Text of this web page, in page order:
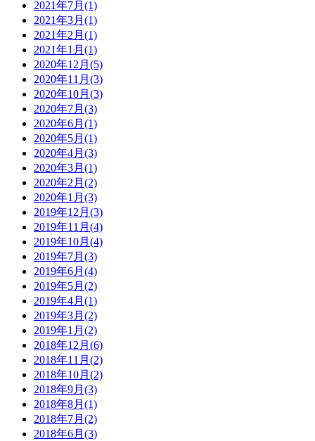
2021年7月(1)
2021年3月(1)
2021年2月(1)
2021年1月(1)
2020年12月(5)
2020年11月(3)
2020年10月(3)
2020年7月(3)
2020年6月(1)
2020年5月(1)
2020年4月(3)
2020年3月(1)
2020年2月(2)
2020年1月(3)
2019年12月(3)
2019年11月(4)
2019年10月(4)
2019年7月(3)
2019年6月(4)
2019年5月(2)
2019年4月(1)
2019年3月(2)
2019年1月(2)
2018年12月(6)
2018年11月(2)
2018年10月(2)
2018年9月(3)
2018年8月(1)
2018年7月(2)
2018年6月(3)